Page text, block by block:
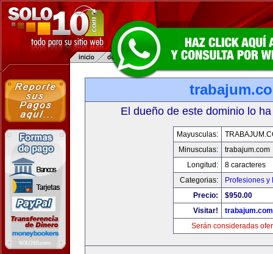
El dueño de este dominio lo
Mayusculas:
Minusculas:
trabajum.com
Longitud:
8 caracteres
Categorias:
Profesiones y
Precio:
$950.00
Visitar!
trabajum.com
Serán consideradas